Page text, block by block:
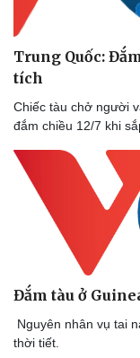
Trung Quốc:
tích
Chiếc tàu chở người
đắm chiều 12/7 khi
Đắm tàu ở
Nguyên nhân vụ tai
thời tiết.